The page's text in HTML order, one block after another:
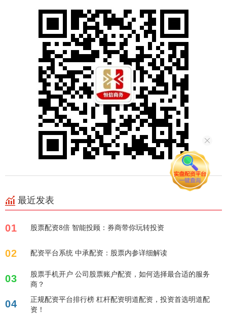
最近发表
01 股票配资8倍 智能投顾：券商带你玩转投资
02 配资平台系统 中承配资：股票内参详细解读
03
股票手机开户 公司股票账户配资，如何选择最合适的服务
商？
04
正规配资平台排行榜 杠杆配资明道配资，投资首选明道配
资！